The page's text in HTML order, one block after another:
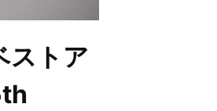
ストア